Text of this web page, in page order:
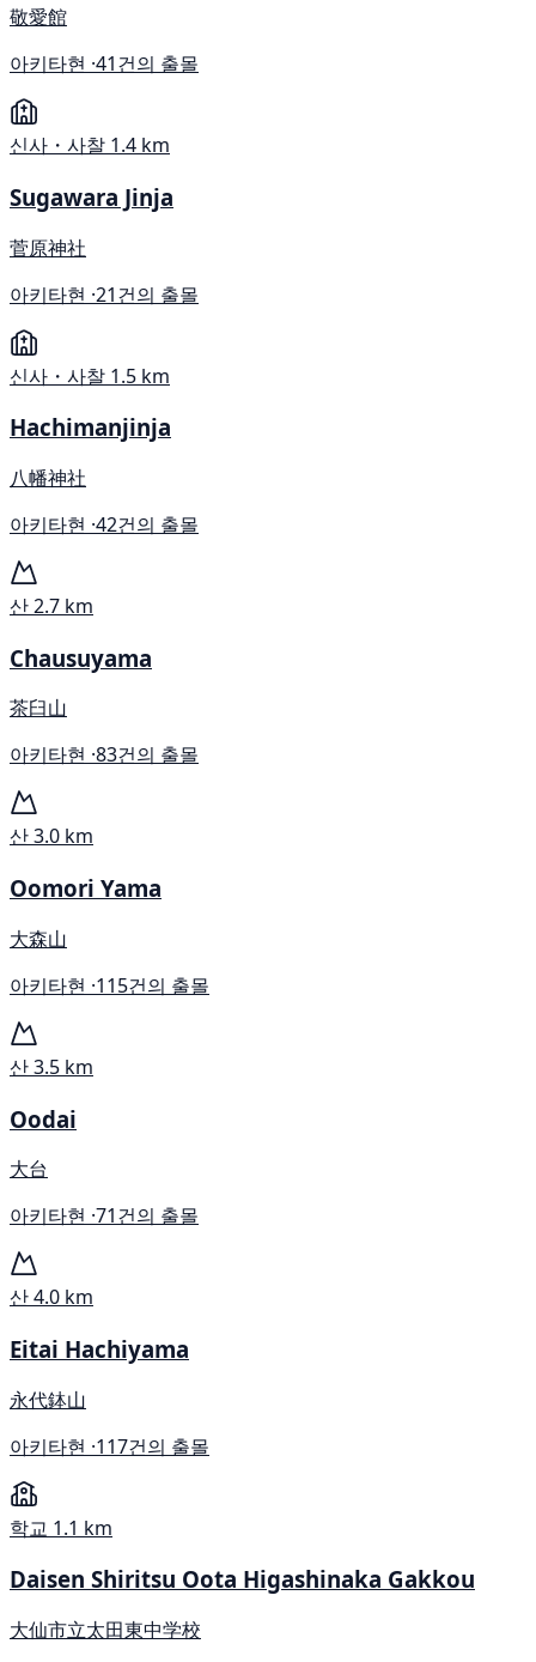
敬愛館
아키타현 ·41건의 출몰
신사・사찰 1.4 km
Sugawara Jinja
菅原神社
아키타현 ·21건의 출몰
신사・사찰 1.5 km
Hachimanjinja
八幡神社
아키타현 ·42건의 출몰
산2.7 km
Chausuyama
茶臼山
아키타현 ·83건의 출몰
산3.0 km
Oomori Yama
大森山
아키타현 ·115건의 출몰
산3.5 km
Oodai
大台
아키타현 ·71건의 출몰
산4.0 km
Eitai Hachiyama
永代鉢山
아키타현 ·117건의 출몰
학교 1.1 km
Daisen Shiritsu Oota Higashinaka Gakkou
大仙市立太田東中学校